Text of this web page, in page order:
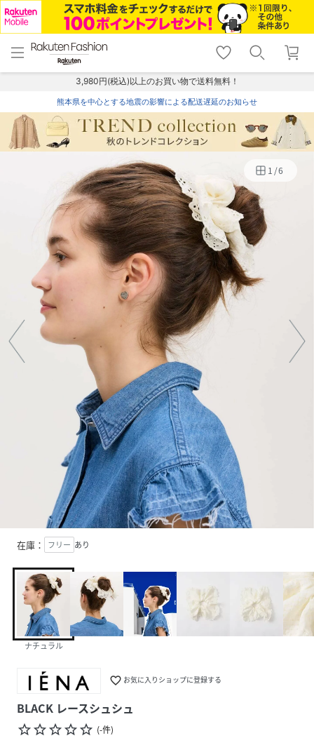
menu home
トップ
shopping_cart lock_outline
ログイン
3,980円(税込)以上のお買い物で送料無料！
熊本県を中心とする地震の影響による配送遅延のお知らせ
1 /6
在庫： フリー あり
ナチュラル
favorite_border お気に入りショップに登録する
BLACK レースシュシュ
star_borderstar_borderstar_borderstar_borderstar_border (-件)